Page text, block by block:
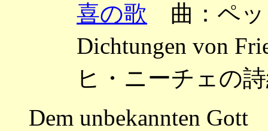
喜の歌 曲：ペッ
Dichtungen von
ヒ・ニーチェの
Dem unbekannten Gott